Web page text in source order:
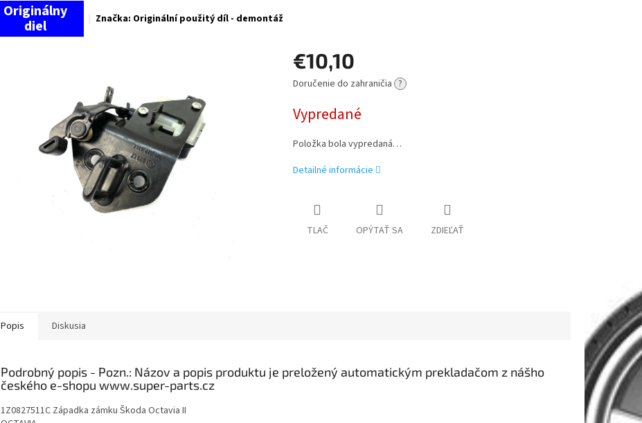
Značka: Originální použitý díl - demontáž
€10,10
Jednotková
Doručenie do zahraničia ?
Vypredané
Položka bola vypredaná…
Detailné informácie
TLAČ OPÝTAŤ SA ZDIEĽAŤ
Popis Diskusia
Podrobný popis
1Z0827511C Západka zámku Škoda Octavia II